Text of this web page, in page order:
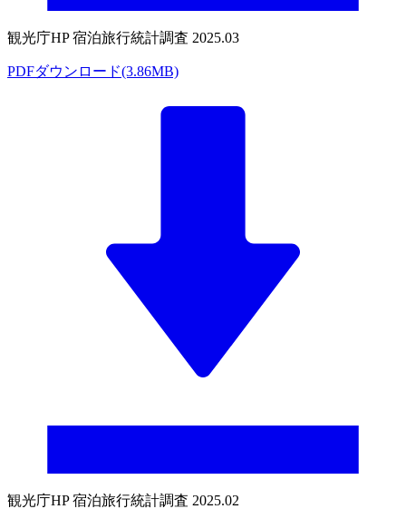
観光庁HP 宿泊旅行統計調査 2025.03
PDFダウンロード(3.86MB)
観光庁HP 宿泊旅行統計調査 2025.02